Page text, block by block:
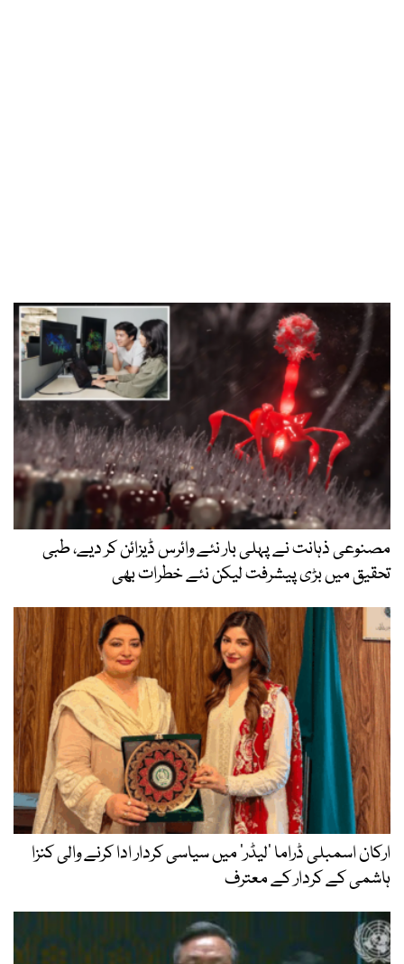
مصنوعی ذہانت نے پہلی بار نئے وائرس ڈیزائن کر دیے، طبی
تحقیق میں بڑی پیشرفت لیکن نئے خطرات بھی
ارکان اسمبلی ڈراما ’لیڈر‘ میں سیاسی کردار ادا کرنے والی کنزا
ہاشمی کے کردار کے معترف